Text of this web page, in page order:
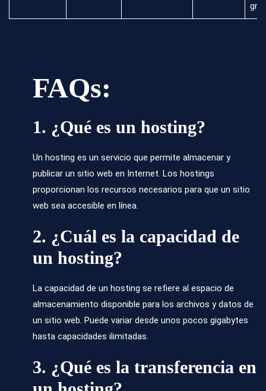
FAQs:
1. ¿Qué es un hosting?
Un hosting es un servicio que permite almacenar y
publicar un sitio web en Internet. Los hostings
proporcionan los recursos necesarios para que un sitio
web sea accesible en línea.
2. ¿Cuál es la capacidad de
un hosting?
La capacidad de un hosting se refiere al espacio de
almacenamiento disponible para los archivos y datos de
un sitio web. Puede variar desde unos pocos gigabytes
hasta capacidades ilimitadas.
3. ¿Qué es la transferencia en